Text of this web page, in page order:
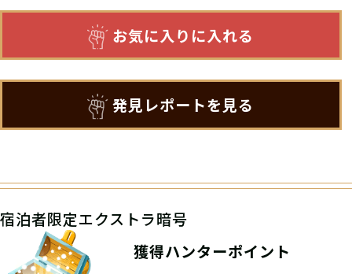
お気に入りに入れる
発見レポートを見る
宿泊者限定エクストラ暗号
獲得ハンターポイント